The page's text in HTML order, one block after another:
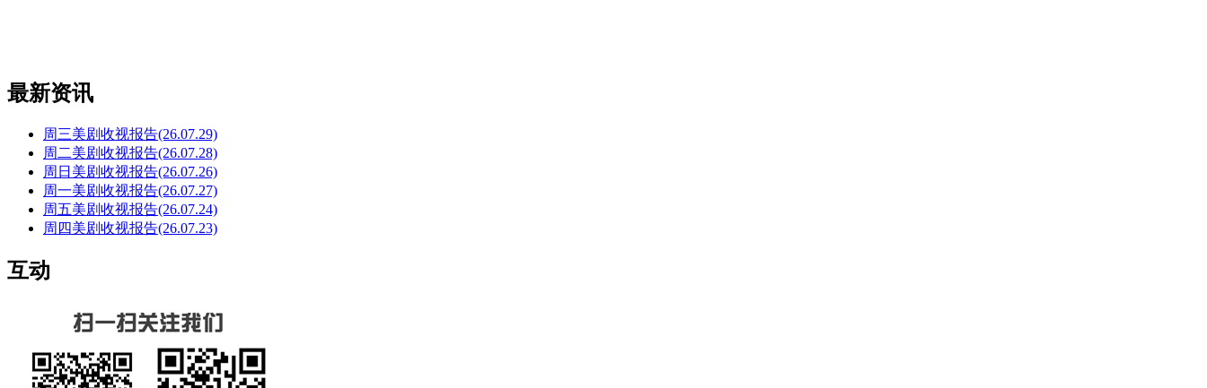
最新资讯
周三美剧收视报告(26.07.29)
周二美剧收视报告(26.07.28)
周日美剧收视报告(26.07.26)
周一美剧收视报告(26.07.27)
周五美剧收视报告(26.07.24)
周四美剧收视报告(26.07.23)
互动